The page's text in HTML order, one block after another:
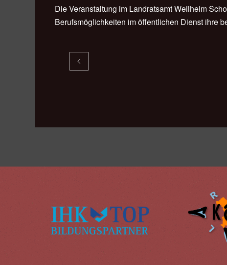
Die Veranstaltung im Landratsamt Weilheim
Berufsmöglichkeiten im öffentlichen Dienst ihre